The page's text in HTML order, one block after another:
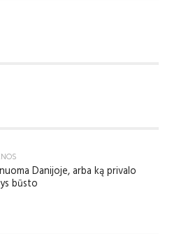
Danijoje, arba ką privalo
būsto